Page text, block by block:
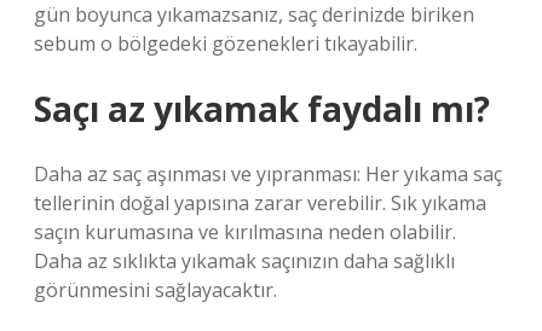
gün boyunca yıkamazsanız, saç derinizde biriken
sebum o bölgedeki gözenekleri tıkayabilir.
Saçı az yıkamak faydalı mı?
Daha az saç aşınması ve yıpranması: Her yıkama saç
tellerinin doğal yapısına zarar verebilir. Sık yıkama
saçın kurumasına ve kırılmasına neden olabilir.
Daha az sıklıkta yıkamak saçınızın daha sağlıklı
görünmesini sağlayacaktır.